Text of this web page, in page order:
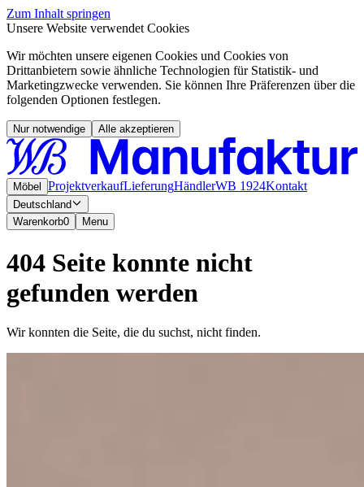
Zum Inhalt springen
Unsere Website verwendet Cookies
Wir möchten unsere eigenen Cookies und Cookies von
Drittanbietern sowie ähnliche Technologien für Statistik- und
Marketingzwecke verwenden. Sie können Ihre Präferenzen über die
folgenden Optionen festlegen.
Nur notwendige Alle akzeptieren
Möbel ProjektverkaufLieferungHändlerWB 1924Kontakt
Deutschland
Warenkorb0 Menu
404 Seite konnte nicht
gefunden werden
Wir konnten die Seite, die du suchst, nicht finden.